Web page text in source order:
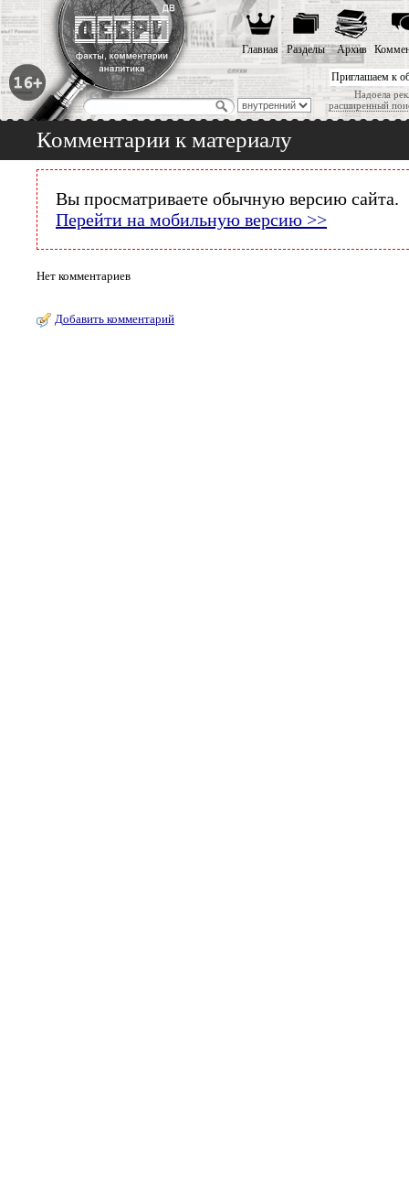
Приглашаем к
Надоела
расширенный
Главная Разделы Архив
Комментарии к материалу
Вы просматриваете обычную версию сайта.
Перейти на мобильную версию >>
Нет комментариев
Добавить комментарий